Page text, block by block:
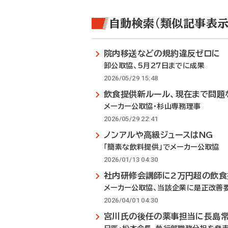
自動検索（類似記事表示
院内移送などの規約違反ゼロに
卸公取協、5月27日までに成果
2026/05/29 15:48
飲食提供新ルール、現在まで問題
メーカー公取協・杉山専務理事
2026/05/29 22:41
ノンアルや高級ジュースはNG
「簡素な飲料提供」でメーカー公取協
2026/01/13 04:30
社内研修会講師に2万円超の飲食
メーカー公取協、当該企業に是正改善
2026/04/01 04:30
宮川氏の後任の薬事担当に長島